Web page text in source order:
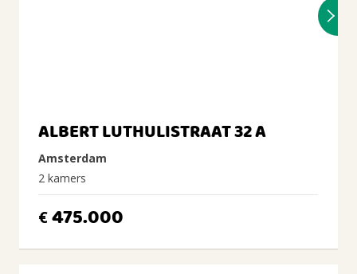
ALBERT LUTHULISTRAAT 32 A
Amsterdam
2 kamers
€475.000